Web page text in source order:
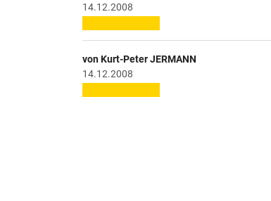
14.12.2008
von Kurt-Peter JERMANN
14.12.2008